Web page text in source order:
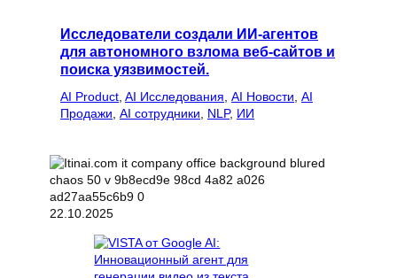
Исследователи создали ИИ-агентов
для автономного взлома веб-сайтов и
поиска уязвимостей.
AI Product AI Исследования AI Новости AI
Продажи AI сотрудники NLP, ИИ
22.10.2025